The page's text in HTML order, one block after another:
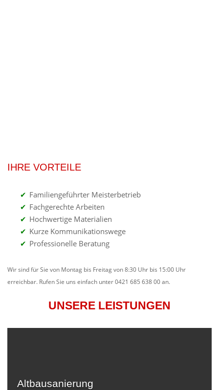
IHRE VORTEILE
Familiengeführter Meisterbetrieb
Fachgerechte Arbeiten
Hochwertige Materialien
Kurze Kommunikationswege
Professionelle Beratung
Wir sind für Sie von Montag bis Freitag von 8:30 Uhr bis 15:00 Uhr
erreichbar. Rufen Sie uns einfach unter 0421 685 638 00 an.
UNSERE LEISTUNGEN
Altbausanierung